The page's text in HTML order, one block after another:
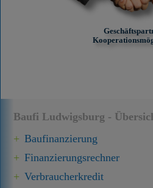
Baufi Ludwigsburg -
Baufinanzierung
Finanzierungsrechner
Verbraucherkredit